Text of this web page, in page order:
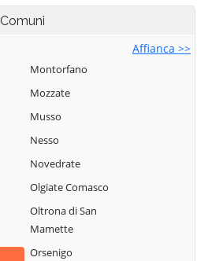
Comuni
Affianca >>
Montorfano
Mozzate
Musso
Nesso
Novedrate
Olgiate Comasco
Oltrona di San
Mamette
Orsenigo